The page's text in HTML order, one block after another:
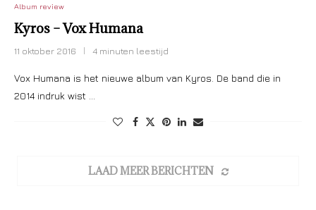
Album review
Kyros – Vox Humana
11 oktober 2016 4 minuten leestijd
Vox Humana is het nieuwe album van Kyros. De band die in
2014 indruk wist …
LAAD MEER BERICHTEN